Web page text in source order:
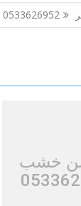
خشب